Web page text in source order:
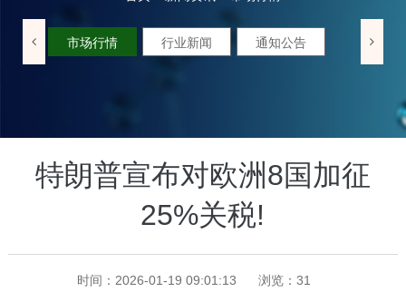
联系我们 市场行情 行业新闻 通知公告
特朗普宣布对欧洲8国加征
25%关税!
时间：2026-01-19 09:01:13 浏览： 31